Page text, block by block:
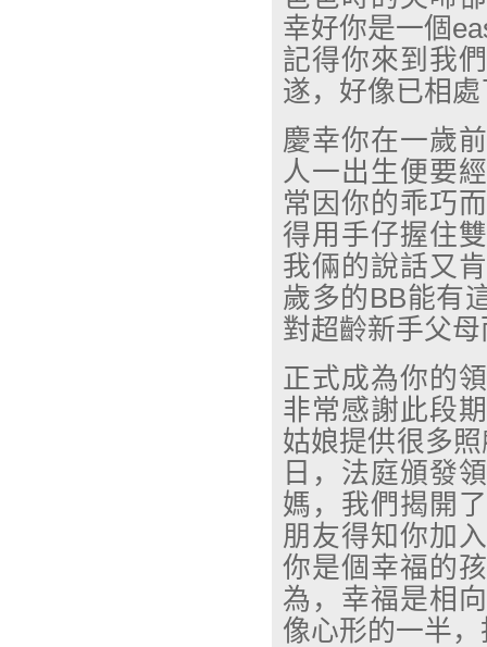
幸好你是一個
記得你來到我
遂，好像已相
慶幸你在一歲
人一出生便要
常因你的乖巧
得用手仔握住
我倆的說話又
歲多的BB能有
對超齡新手父
正式成為你的
非常感謝此段
姑娘提供很多
日，法庭頒發
媽，我們揭開
朋友得知你加
你是個幸福的
為，幸福是相
像心形的一半